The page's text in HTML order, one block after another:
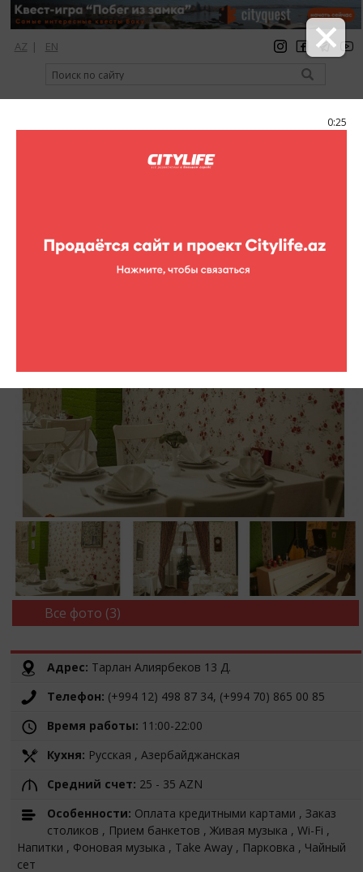
0:25
AZ | EN
регистрация вход Citylife Magazine
Matruşka
Все фото (3)
Адрес: Тарлан Алиярбеков 13 Д.
Телефон: (+994 12) 498 87 34, (+994 70) 865 00 85
Время работы: 11:00-22:00
Кухня: Русская , Азербайджанская
Средний счет: 25 - 35 AZN
Особенности: Оплата кредитными картами , Заказ
столиков , Прием банкетов , Живая музыка , Wi-Fi ,
Напитки , Фоновая музыка , Take Away , Парковка , Чайный
сет